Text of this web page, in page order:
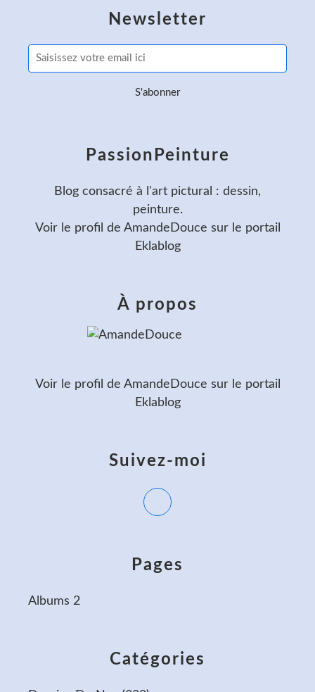
Newsletter
Catégories
Pages
Albums 2
PassionPeinture
Blog consacré à l'art pictural : dessin,
peinture.
Voir le profil de AmandeDouce sur le portail
Eklablog
Suivez-moi
À propos
Voir le profil de AmandeDouce sur le portail
Eklablog